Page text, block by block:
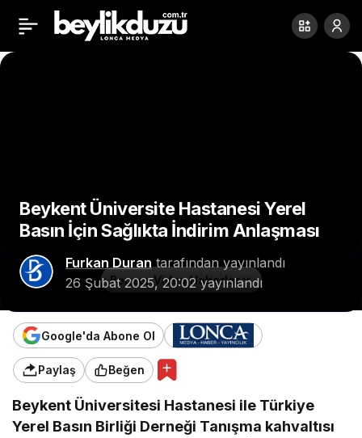
Benzer Video Haberler
Beykent Üniversite Hastanesi Yerel
Basın İçin Sağlıkta İndirim Anlaşması
Furkan Durantarafından yayınlandı
26 Şubat 2025, 20:02yayınlandı
Google'da Abone Ol
Paylaş Beğen
Beykent Üniversitesi Hastanesi ile Türkiye
Yerel Basın Birliği Derneği Tanışma kahvaltısı
Hür Pomp Pompa, Hür
Sektörün Öncüleri
Paylaş